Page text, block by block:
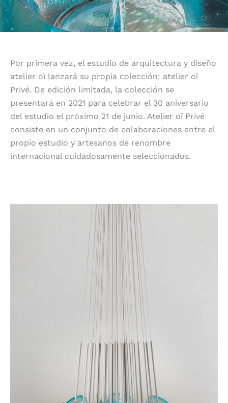
Por primera vez, el estudio de arquitectura y diseño
atelier oï lanzará su propia colección: atelier oï
Privé. De edición limitada, la colección se
presentará en 2021 para celebrar el 30 aniversario
del estudio el próximo 21 de junio. Atelier oï Privé
consiste en un conjunto de colaboraciones entre el
propio estudio y artesanos de renombre
internacional cuidadosamente seleccionados.